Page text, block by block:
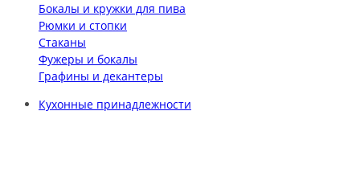
Бокалы и кружки для пива
Рюмки и стопки
Стаканы
Фужеры и бокалы
Графины и декантеры
Кухонные принадлежности